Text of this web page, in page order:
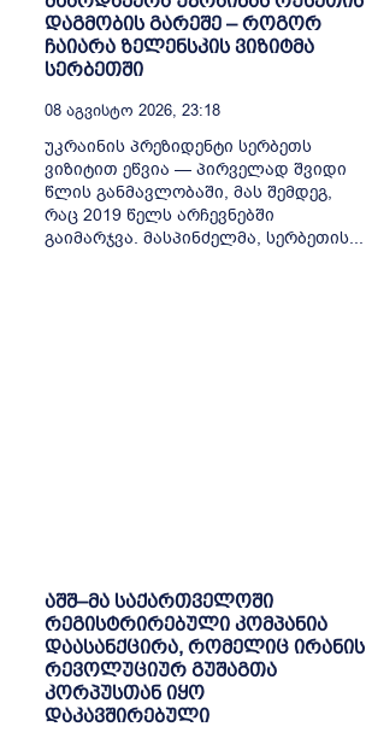
დაგმობის გარეშე – როგორ
ჩაიარა ზელენსკის ვიზიტმა
სერბეთში
08 Აგვისტო 2026, 23:18
უკრაინის პრეზიდენტი სერბეთს
ვიზიტით ეწვია — პირველად შვიდი
წლის განმავლობაში, მას შემდეგ,
რაც 2019 წელს არჩევნებში
გაიმარჯვა. მასპინძელმა, სერბეთის...
აშშ–მა საქართველოში
რეგისტრირებული კომპანია
დაასანქცირა, რომელიც ირანის
რევოლუციურ გუშაგთა
კორპუსთან იყო
დაკავშირებული